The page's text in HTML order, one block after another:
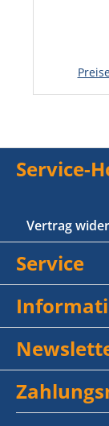
Service-
Vertrag
Service